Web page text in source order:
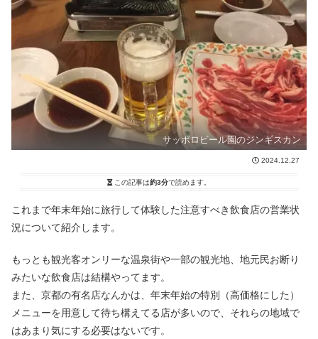
サッポロビール園のジンギスカン
2024.12.27
この記事は約3分で読めます。
これまで年末年始に旅行して体験した注意すべき飲食店の営業状
況について紹介します。
もっとも観光客オンリーな温泉街や一部の観光地、地元民お断り
みたいな飲食店は結構やってます。
また、京都の有名店なんかは、年末年始の特別（高価格にした）
メニューを用意して待ち構えてる店が多いので、それらの地域で
はあまり気にする必要はないです。